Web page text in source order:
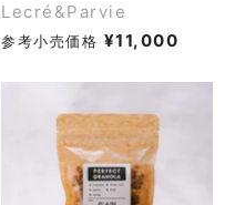
Lecré&Parvie
参考小売価格 ¥11,000